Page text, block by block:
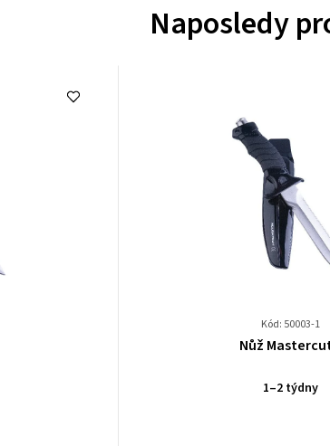
Naposledy
Kód: 50003-1
Nůž
1–2 týdny